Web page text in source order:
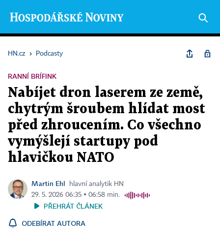
HN.cz › Podcasty
RANNÍ BRÍFINK
Nabíjet dron laserem ze země,
chytrým šroubem hlídat most
před zhroucením. Co všechno
vymýšlejí startupy pod
hlavičkou NATO
Martin Ehl
hlavní analytik HN
29. 5. 2026 06:35 ▪ 06:58 min.
PŘEHRÁT ČLÁNEK
ODEBÍRAT AUTORA